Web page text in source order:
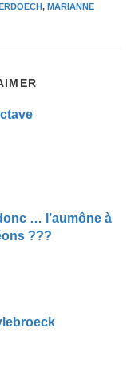
, MARIANNE
… l’aumône à
???